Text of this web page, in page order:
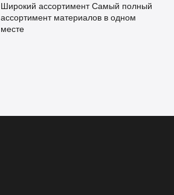
Широкий ассортимент Самый полный
ассортимент материалов в одном
месте